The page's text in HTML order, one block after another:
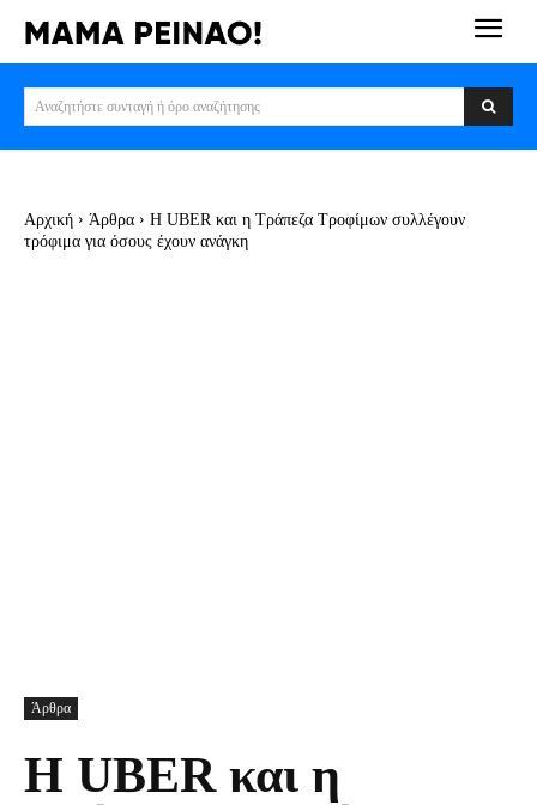
Αναζητήστε συνταγή ή όρο αναζήτησης
Αρχική Άρθρα
Η UBER και η Τράπεζα Τροφίμων συλλέγουν
τρόφιμα για όσους έχουν ανάγκη
Άρθρα
Η UBER και η